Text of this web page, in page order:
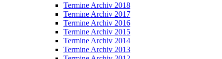
Termine Archiv 2018
Termine Archiv 2017
Termine Archiv 2016
Termine Archiv 2015
Termine Archiv 2014
Termine Archiv 2013